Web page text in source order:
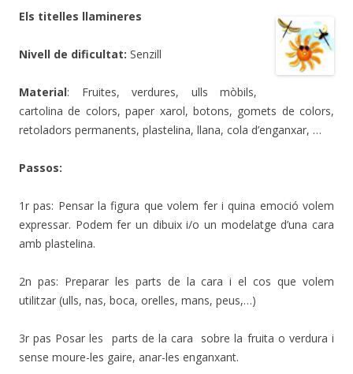
Els titelles llamineres
Nivell de dificultat: Senzill
Material: Fruites, verdures, ulls mòbils,
cartolina de colors, paper xarol, botons, gomets de colors,
retoladors permanents, plastelina, llana, cola d’enganxar, …
Passos:
1r pas: Pensar la figura que volem fer i quina emoció volem
expressar. Podem fer un dibuix i/o un modelatge d’una cara
amb plastelina.
2n pas: Preparar les parts de la cara i el cos que volem
utilitzar (ulls, nas, boca, orelles, mans, peus,…)
3r pas Posar les parts de la cara sobre la fruita o verdura i
sense moure-les gaire, anar-les enganxant.